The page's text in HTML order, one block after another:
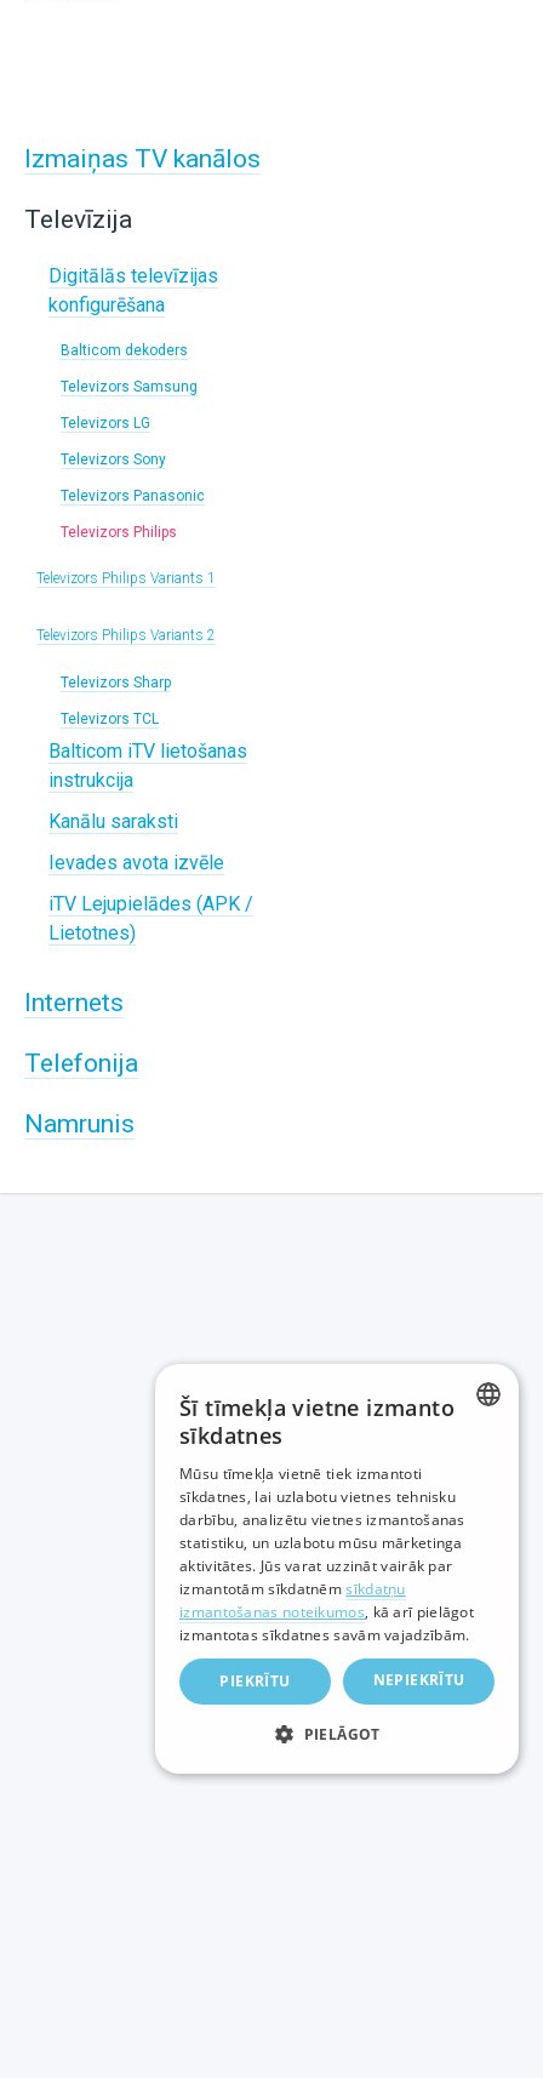
Izmaiņas TV kanālos
Televīzija
Digitālās televīzijas
konfigurēšana
Balticom dekoders
Televizors Samsung
Televizors LG
Televizors Sony
Televizors Panasonic
Televizors Philips
Televizors Philips Variants 1
Televizors Philips Variants 2
Televizors Sharp
Televizors TCL
Balticom iTV lietošanas
instrukcija
Kanālu saraksti
Ievades avota izvēle
iTV Lejupielādes (APK /
Lietotnes)
Internets
Telefonija
Namrunis
RUSSIAN
ENGLISH
Šī tīmekļa vietne izmanto
sīkdatnes
Mūsu tīmekļa vietnē tiek izmantoti
sīkdatnes, lai uzlabotu vietnes tehnisku
darbību, analizētu vietnes izmantošanas
statistiku, un uzlabotu mūsu mārketinga
aktivitātes. Jūs varat uzzināt vairāk par
izmantotām sīkdatnēmsīkdatņu
izmantošanas noteikumos, kā arī pielāgot
izmantotas sīkdatnes savām vajadzībām.
PIEKRĪTU NEPIEKRĪTU
PIELĀGOT